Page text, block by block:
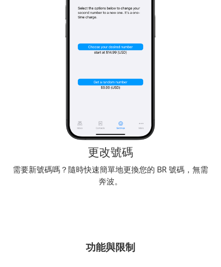
更改號碼
需要新號碼嗎？隨時快速簡單地更換您的 BR 號碼，無需
奔波。
功能與限制